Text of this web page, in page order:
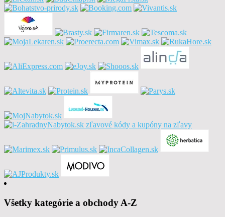
Všetky kategórie a obchody A-Z